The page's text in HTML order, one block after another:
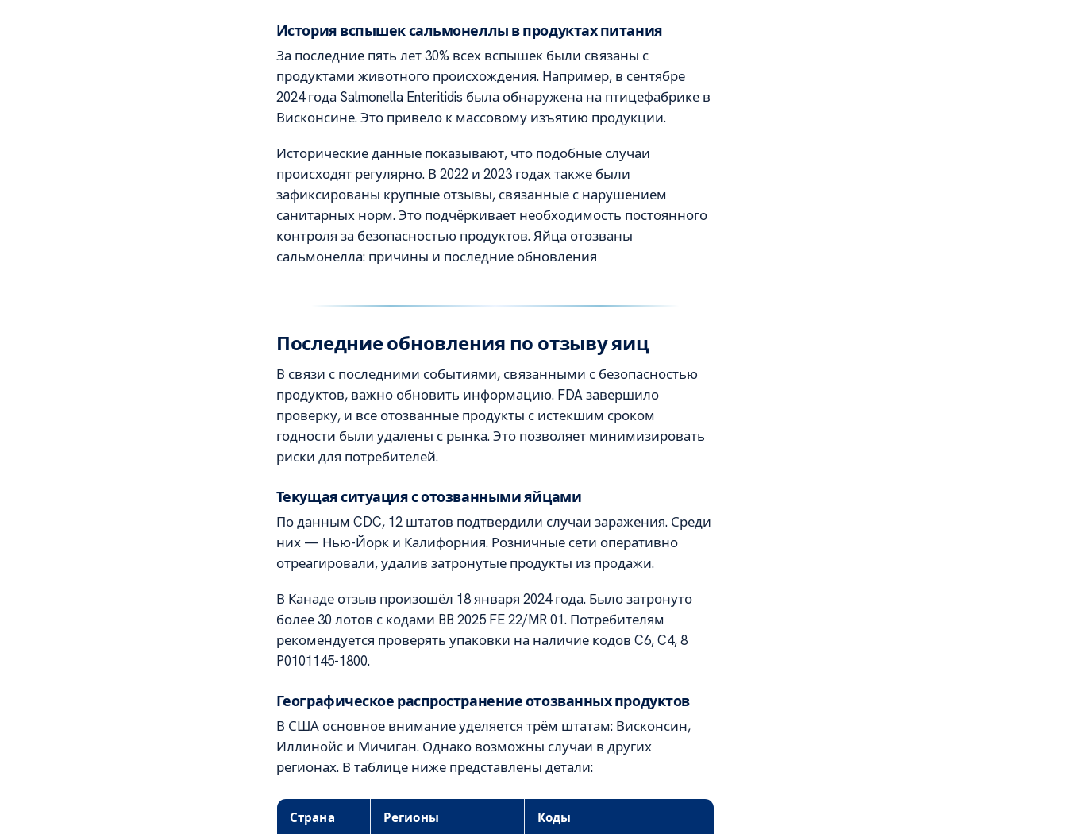
История вспышек сальмонеллы в продуктах питания
За последние пять лет 30% всех вспышек были связаны с
продуктами животного происхождения. Например, в сентябре
2024 года Salmonella Enteritidis была обнаружена на птицефабрике в
Висконсине. Это привело к массовому изъятию продукции.
Исторические данные показывают, что подобные случаи
происходят регулярно. В 2022 и 2023 годах также были
зафиксированы крупные отзывы, связанные с нарушением
санитарных норм. Это подчёркивает необходимость постоянного
контроля за безопасностью продуктов. Яйца отозваны
сальмонелла: причины и последние обновления
Последние обновления по отзыву яиц
В связи с последними событиями, связанными с безопасностью
продуктов, важно обновить информацию. FDA завершило
проверку, и все отозванные продукты с истекшим сроком
годности были удалены с рынка. Это позволяет минимизировать
риски для потребителей.
Текущая ситуация с отозванными яйцами
По данным CDC, 12 штатов подтвердили случаи заражения. Среди
них — Нью-Йорк и Калифорния. Розничные сети оперативно
отреагировали, удалив затронутые продукты из продажи.
В Канаде отзыв произошёл 18 января 2024 года. Было затронуто
более 30 лотов с кодами BB 2025 FE 22/MR 01. Потребителям
рекомендуется проверять упаковки на наличие кодов C6, C4, 8
P0101145-1800.
Географическое распространение отозванных продуктов
В США основное внимание уделяется трём штатам: Висконсин,
Иллинойс и Мичиган. Однако возможны случаи в других
регионах. В таблице ниже представлены детали:
Страна Регионы Коды